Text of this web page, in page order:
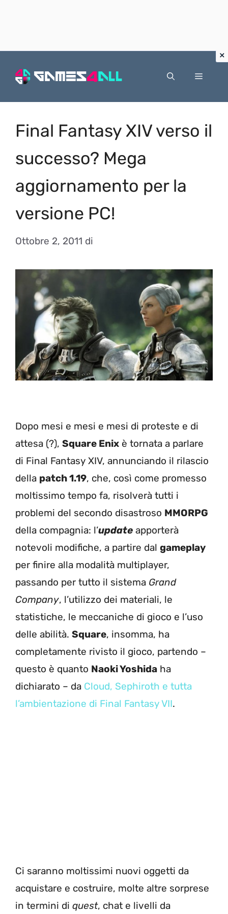
Menu
Final Fantasy XIV verso il
successo? Mega
aggiornamento per la
versione PC!
Ottobre 2, 2011 di
Dopo mesi e mesi e mesi di proteste e di
attesa (?), Square Enix è tornata a parlare
di Final Fantasy XIV, annunciando il rilascio
della patch 1.19, che, così come promesso
moltissimo tempo fa, risolverà tutti i
problemi del secondo disastroso MMORPG
della compagnia: l’update apporterà
notevoli modifiche, a partire dal gameplay
per finire alla modalità multiplayer,
passando per tutto il sistema Grand
Company, l’utilizzo dei materiali, le
statistiche, le meccaniche di gioco e l’uso
delle abilità. Square, insomma, ha
completamente rivisto il gioco, partendo –
questo è quanto Naoki Yoshida ha
dichiarato – da Cloud, Sephiroth e tutta
l’ambientazione di Final Fantasy VII.
Ci saranno moltissimi nuovi oggetti da
acquistare e costruire, molte altre sorprese
in termini di quest, chat e livelli da